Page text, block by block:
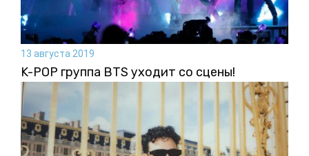
13 августа 2019
K-POP группа BTS уходит со сцены!